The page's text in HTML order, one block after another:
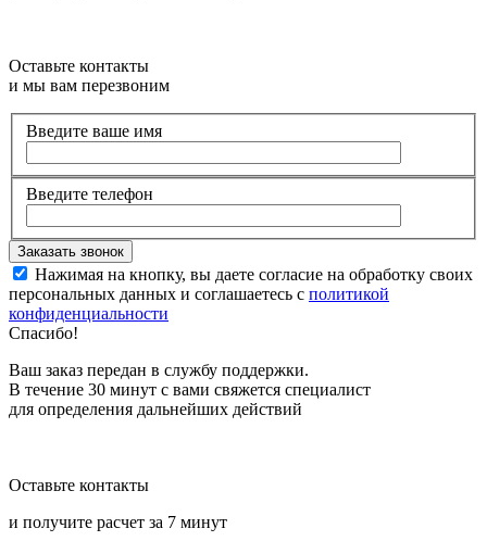
Оставьте контакты
и мы вам перезвоним
Введите ваше имя
Введите телефон
Нажимая на кнопку, вы даете согласие на обработку своих
персональных данных и соглашаетесь с политикой
конфиденциальности
Спасибо!
Ваш заказ передан в службу поддержки.
В течение 30 минут с вами свяжется специалист
для определения дальнейших действий
Оставьте контакты
и получите расчет за 7 минут